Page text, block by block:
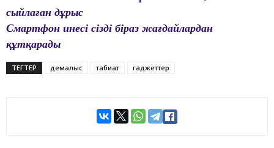
сыйлаған дұрыс
Смартфон инесі сізді біраз жағдайлардан
құтқарады
ТЕГТЕР демалыс табиғат гаджеттер